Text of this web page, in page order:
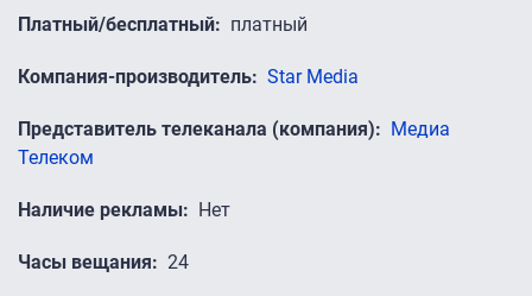
Платный/бесплатный платный
Компания-производитель Star Media
Представитель телеканала (компания)
Медиа
Телеком
Наличие рекламы Нет
Часы вещания 24